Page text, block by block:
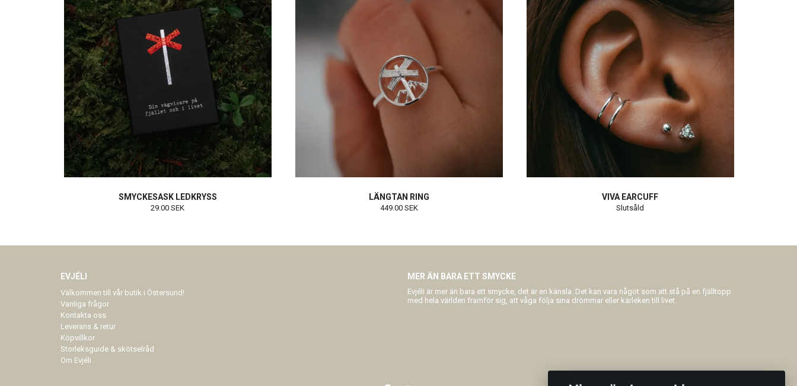
SMYCKESASK LEDKRYSS
29.00 SEK
LÄNGTAN RING
449.00 SEK
VIVA EARCUFF
Slutsåld
EVJÉLI
Välkommen till vår butik i Östersund!
Vanliga frågor
Kontakta oss
Leverans & retur
Köpvillkor
Storleksguide & skötselråd
Om Evjéli
MER ÄN BARA ETT SMYCKE
Evjéli är mer än bara ett smycke, det är en känsla. Det kan vara något som att stå på en fjälltopp
med hela världen framför sig, att våga följa sina drömmar eller kärleken till livet.